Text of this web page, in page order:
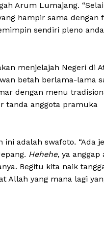
Arum Lumajang.
hampir sama dengan
sendiri pleno
menjelajah Negeri di
betah berlama-lama
dengan menu
tanda anggota pramuka
adalah swafoto. “Ada
Hehehe, ya anggap
Begitu kita naik
Allah yang mana lagi